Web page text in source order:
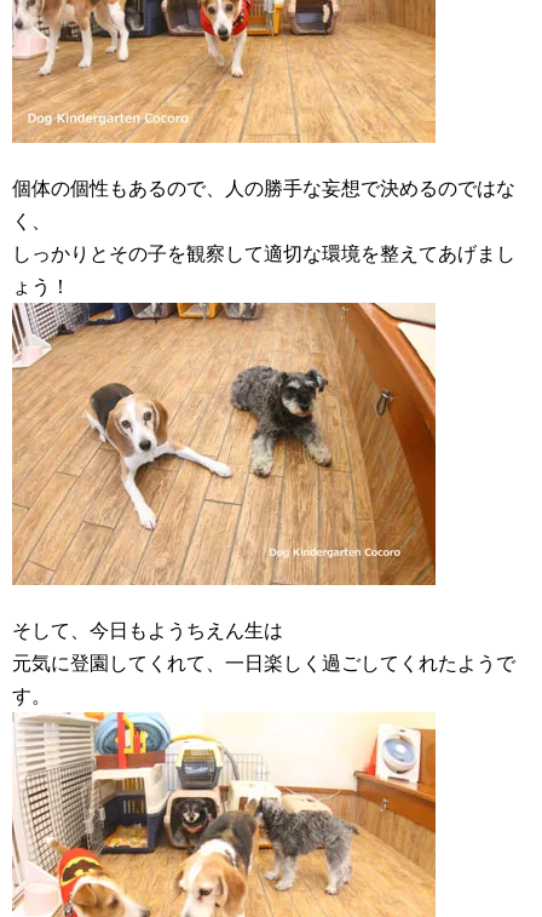
個体の個性もあるので、人の勝手な妄想で決めるのではな
く、
しっかりとその子を観察して適切な環境を整えてあげまし
ょう！
そして、今日もようちえん生は
元気に登園してくれて、一日楽しく過ごしてくれたようで
す。